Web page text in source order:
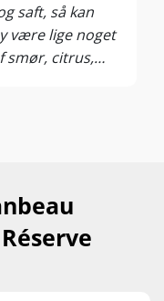
saft, så kan
være lige noget
smør, citrus,
tilbudspris på